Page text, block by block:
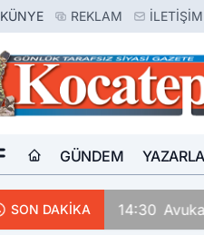
KÜNYE REKLAM İLETIŞIM
GÜNDEM
SON DAKİKA 14:30